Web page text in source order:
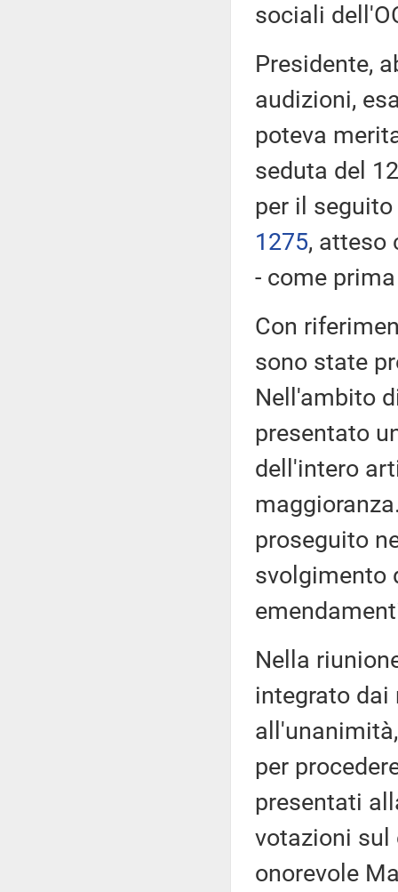
sociali
Presidente,
audizioni,
poteva
seduta del
per il
1275​, atteso
- come
Con
sono state
Nell'ambito
presentato
dell'intero
proseguito
svolgimento
Nella
integrato dai
per
presentati
votazioni sul
onorevole